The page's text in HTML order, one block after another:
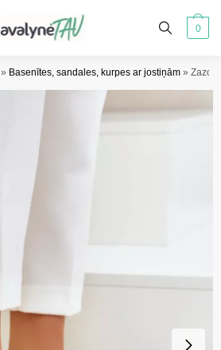
0
» Basenītes, sandales, kurpes ar jostiņām » Zazoo